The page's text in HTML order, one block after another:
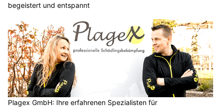
begeistert und entspannt
Plagex GmbH: Ihre erfahrenen Spezialisten für